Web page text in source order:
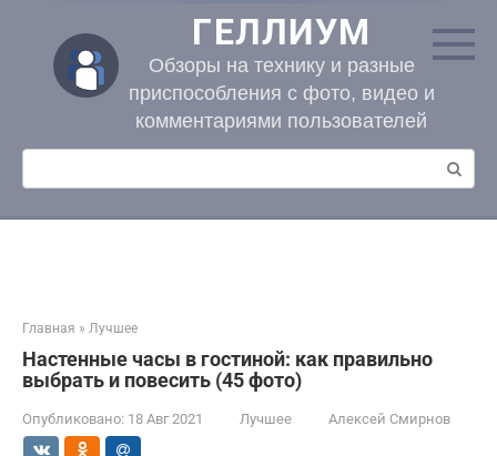
контенту
ГЕЛЛИУМ
Обзоры на технику и разные
приспособления с фото, видео и
комментариями пользователей
Поиск:
Главная » Лучшее
Настенные часы в гостиной: как правильно
выбрать и повесить (45 фото)
Опубликовано: 18 Авг 2021 Лучшее Алексей Смирнов